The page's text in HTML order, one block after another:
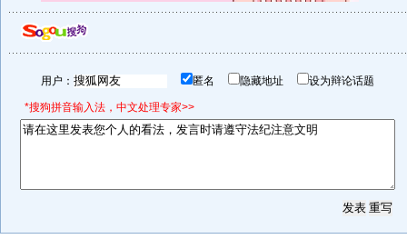
用户： 匿名 隐藏地址 设为辩论话题
*搜狗拼音输入法，中文处理专家>>